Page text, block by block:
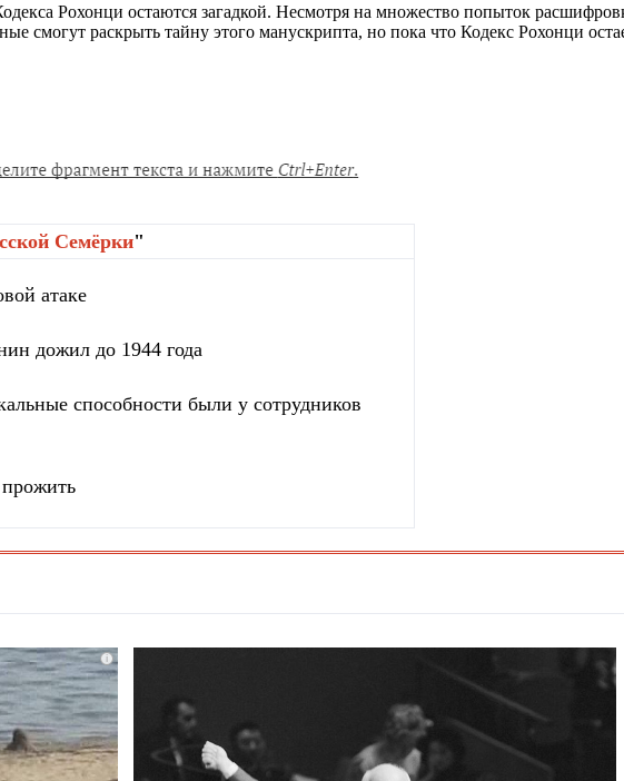
Рохонци остаются загадкой. Несмотря на множество попыток
смогут раскрыть тайну этого манускрипта, но пока что Кодекс Рохонци
Cемёрки"
атаке
дожил до 1944 года
способности были у сотрудников
i